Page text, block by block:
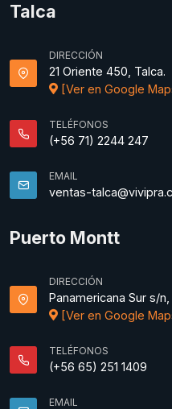
Talca
DIRECCIÓN
21 Oriente 450, Talca.
[Ver en Google
TELÉFONOS
(+56 71) 2244 247
EMAIL
ventas-
Puerto Montt
DIRECCIÓN
Panamericana Sur s/
[Ver en Google
TELÉFONOS
(+56 65) 251 1409
EMAIL